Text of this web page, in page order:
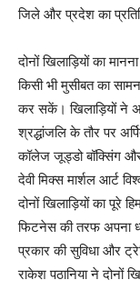
जिले और प्रदेश का
दोनों खिलाड़ियों का
किसी भी मुसीबत का
कर सकें। खिलाड़ियों ने
श्रद्धांजलि के तौर पर
कॉलेज जूड्डो बॉक्सिंग और
देवी मिक्स मार्शल आर्ट
दोनों खिलाड़ियों का
फिटनेस की तरफ अपना
प्रकार की सुविधा और
राकेश पठानिया ने दोनों